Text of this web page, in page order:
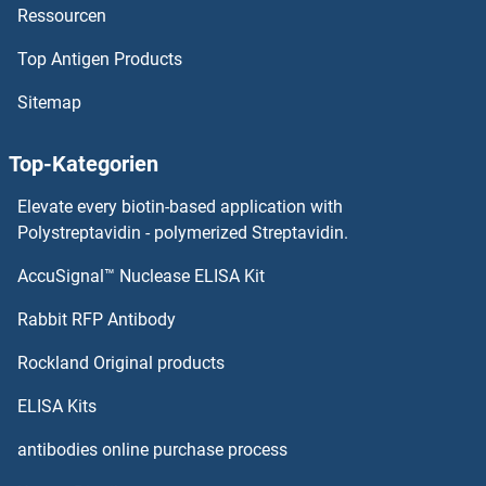
SCGB2A1 ELISA Kits
SCGB1D2 ELISA Kits
SCG5 ELISA Kits
SCG3 ELISA Kits
SCG2 ELISA Kits
SDC3 ELISA Kits
Ressourcen
Top Antigen Products
Sitemap
Top-Kategorien
Elevate every biotin-based application with
Polystreptavidin - polymerized Streptavidin.
AccuSignal™ Nuclease ELISA Kit
Rabbit RFP Antibody
Rockland Original products
ELISA Kits
antibodies online purchase process